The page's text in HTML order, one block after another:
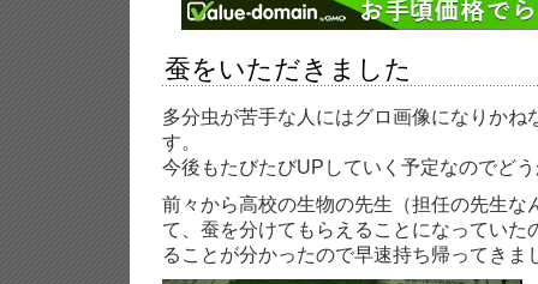
蚕をいただきました
多分虫が苦手な人にはグロ画像になりかね
す。
今後もたびたびUPしていく予定なのでど
前々から高校の生物の先生（担任の先生な
て、蚕を分けてもらえることになっていた
ることが分かったので早速持ち帰ってきま